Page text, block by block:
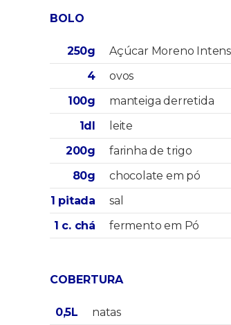
BOLO
250g
Açúcar Moreno
4
ovos
100g
manteiga derretida
1dl
leite
200g
farinha de trigo
80g
chocolate em pó
1 pitada
sal
1 c. chá
fermento em Pó
COBERTURA
0,5L
natas